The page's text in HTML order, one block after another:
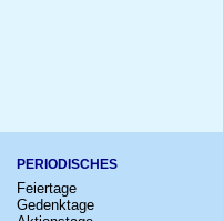
PERIODISCHES
Feiertage
Gedenktage